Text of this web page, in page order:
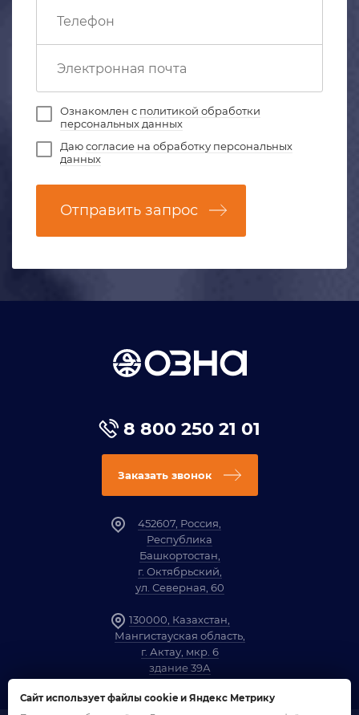
Ознакомлен с политикой обработки
персональных данных
Даюсогласие на обработку персональных
данных
Отправить запрос
8 800 250 21 01
Заказать звонок
452607, Россия,
Республика
Башкортостан,
г. Октябрьский,
ул. Северная, 60
130000, Казахстан,
Мангистауская область,
г. Актау, мкр. 6
здание 39А
Сайт использует файлы cookie и Яндекс Метрику